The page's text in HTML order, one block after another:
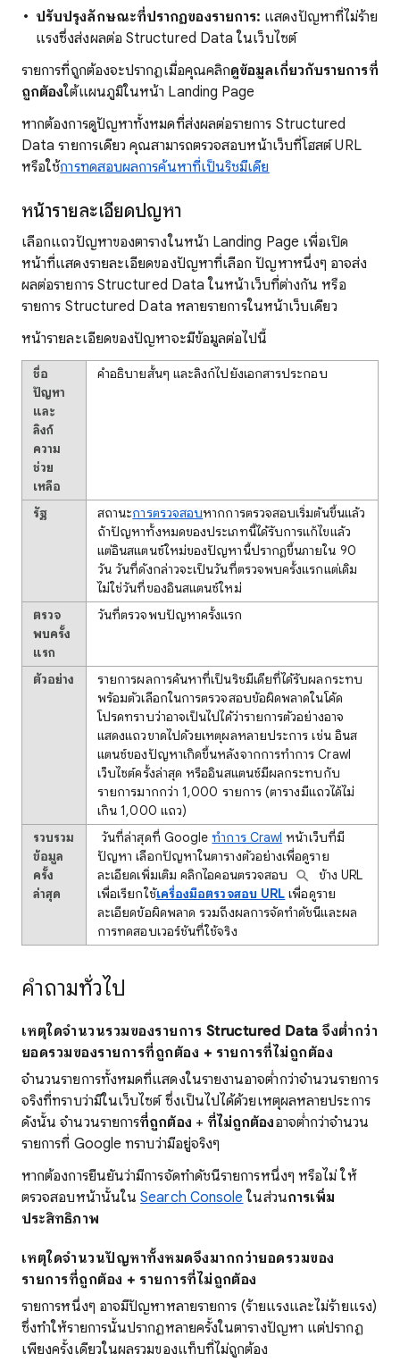
ปรับปรุงลักษณะที่ปรากฏของรายการ: แสดงปัญหาที่ไม่ร้าย
แรงซึ่งส่งผลต่อ Structured Data ในเว็บไซต์
รายการที่ถูกต้องจะปรากฏเมื่อคุณคลิกดูข้อมูลเกี่ยวกับรายการที่
ถูกต้องใต้แผนภูมิในหน้า Landing Page
หากต้องการดูปัญหาทั้งหมดที่ส่งผลต่อรายการ Structured
Data รายการเดียว คุณสามารถตรวจสอบหน้าเว็บที่โฮสต์ URL
หรือใช้การทดสอบผลการค้นหาที่เป็นริชมีเดีย
หน้ารายละเอียดปัญหา
เลือกแถวปัญหาของตารางในหน้า Landing Page เพื่อเปิด
หน้าที่แสดงรายละเอียดของปัญหาที่เลือก ปัญหาหนึ่งๆ อาจส่ง
ผลต่อรายการ Structured Data ในหน้าเว็บที่ต่างกัน หรือ
รายการ Structured Data หลายรายการในหน้าเว็บเดียว
หน้ารายละเอียดของปัญหาจะมีข้อมูลต่อไปนี้
ชื่อ
ปัญหา
และ
ลิงก์
ความ
ช่วย
เหลือ
คําอธิบายสั้นๆ และลิงก์ไปยังเอกสารประกอบ
รัฐ สถานะการตรวจสอบหากการตรวจสอบเริ่มต้นขึ้นแล้ว
ถ้าปัญหาทั้งหมดของประเภทนี้ได้รับการแก้ไขแล้ว
แต่อินสแตนซ์ใหม่ของปัญหานี้ปรากฏขึ้นภายใน 90
วัน วันที่ดังกล่าวจะเป็นวันที่ตรวจพบครั้งแรกแต่เดิม
ไม่ใช่วันที่ของอินสแตนซ์ใหม่
ตรวจ
พบครั้ง
แรก
วันที่ตรวจพบปัญหาครั้งแรก
ตัวอย่าง
รายการผลการค้นหาที่เป็นริชมีเดียที่ได้รับผลกระทบ
พร้อมตัวเลือกในการตรวจสอบข้อผิดพลาดในโค้ด
โปรดทราบว่าอาจเป็นไปได้ว่ารายการตัวอย่างอาจ
แสดงแถวขาดไปด้วยเหตุผลหลายประการ เช่น อินส
แตนซ์ของปัญหาเกิดขึ้นหลังจากการทำการ Crawl
เว็บไซต์ครั้งล่าสุด หรืออินสแตนซ์มีผลกระทบกับ
รายการมากกว่า 1,000 รายการ (ตารางมีแถวได้ไม่
เกิน 1,000 แถว)
รวบรวม
ข้อมูล
ครั้ง
ล่าสุด
วันที่ล่าสุดที่ Googleทำการ Crawl หน้าเว็บที่มี
ปัญหา เลือกปัญหาในตารางตัวอย่างเพื่อดูราย
ละเอียดเพิ่มเติม คลิกไอคอนตรวจสอบ
ข้าง URL
เพื่อเรียกใช้เครื่องมือตรวจสอบ URL เพื่อดูราย
ละเอียดข้อผิดพลาด รวมถึงผลการจัดทำดัชนีและผล
การทดสอบเวอร์ชันที่ใช้จริง
คำถามทั่วไป
เหตุใดจำนวนรวมของรายการ Structured Data จึงต่ำกว่า
ยอดรวมของรายการที่ถูกต้อง + รายการที่ไม่ถูกต้อง
จำนวนรายการทั้งหมดที่แสดงในรายงานอาจต่ำกว่าจำนวนรายการ
จริงที่ทราบว่ามีในเว็บไซต์ ซึ่งเป็นไปได้ด้วยเหตุผลหลายประการ
ดังนั้น จำนวนรายการที่ถูกต้อง + ที่ไม่ถูกต้องอาจต่ำกว่าจำนวน
รายการที่ Google ทราบว่ามีอยู่จริงๆ
หากต้องการยืนยันว่ามีการจัดทําดัชนีรายการหนึ่งๆ หรือไม่ ให้
ตรวจสอบหน้านั้นในSearch Console ในส่วนการเพิ่ม
ประสิทธิภาพ
เหตุใดจำนวนปัญหาทั้งหมดจึงมากกว่ายอดรวมของ
รายการที่ถูกต้อง + รายการที่ไม่ถูกต้อง
รายการหนึ่งๆ อาจมีปัญหาหลายรายการ (ร้ายแรงและไม่ร้ายแรง)
ซึ่งทําให้รายการนั้นปรากฏหลายครั้งในตารางปัญหา แต่ปรากฏ
เพียงครั้งเดียวในผลรวมของแท็บที่ไม่ถูกต้อง